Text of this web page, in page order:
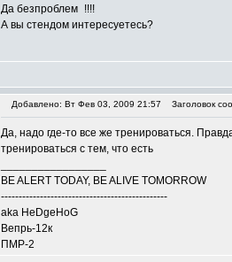
Да безпроблем !!!!
А вы стендом интересуетесь?
Добавлено: Вт Фев 03, 2009 21:57 Заголовок
Да, надо где-то все же тренироваться.
тренироваться с тем, что есть
BE ALERT TODAY, BE ALIVE TOMORROW
-----------------------------------------------
aka HeDgeHoG
Вепрь-12к
ПМР-2